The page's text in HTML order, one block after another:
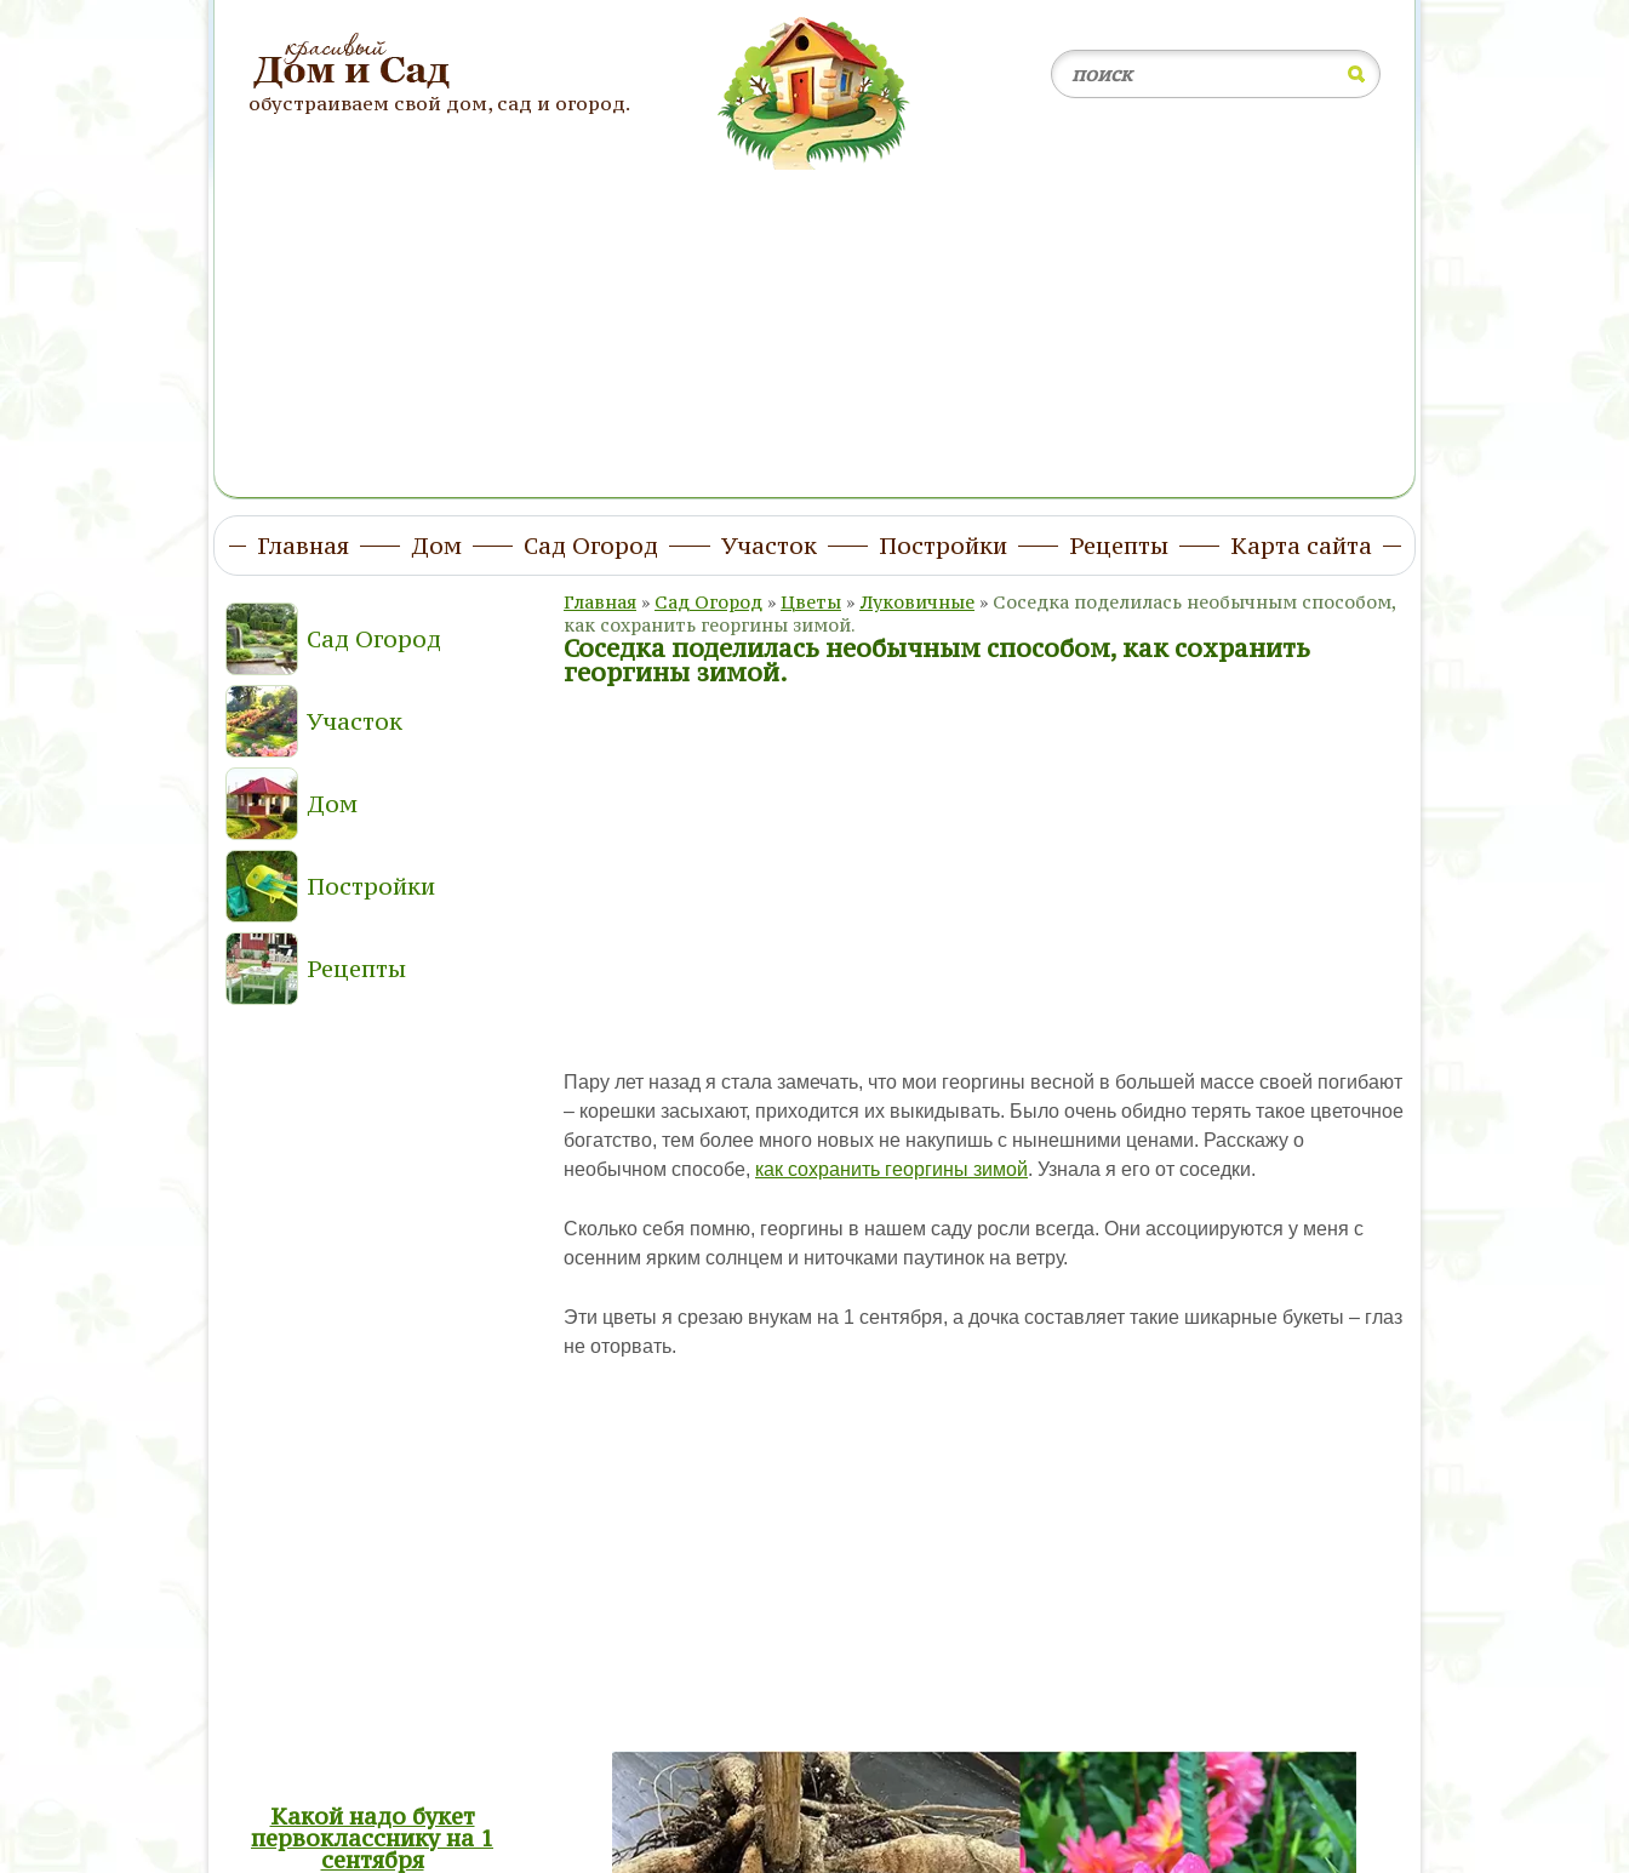
обустраиваем свой дом, сад и огород.
Главная Дом Сад Огород Участок Постройки Рецепты Карта сайта
Главная » Сад Огород » Цветы » Луковичные » Соседка поделилась необычным способом,
как сохранить георгины зимой.
Соседка поделилась необычным способом, как сохранить
георгины зимой.
Пару лет назад я стала замечать, что мои георгины весной в большей массе своей погибают
– корешки засыхают, приходится их выкидывать. Было очень обидно терять такое цветочное
богатство, тем более много новых не накупишь с нынешними ценами. Расскажу о
необычном способе, как сохранить георгины зимой. Узнала я его от соседки.
Сколько себя помню, георгины в нашем саду росли всегда. Они ассоциируются у меня с
осенним ярким солнцем и ниточками паутинок на ветру.
Эти цветы я срезаю внукам на 1 сентября, а дочка составляет такие шикарные букеты – глаз
не оторвать.
Сад Огород
Участок
Дом
Постройки
Рецепты
Какой надо букет
первокласснику на 1
сентября